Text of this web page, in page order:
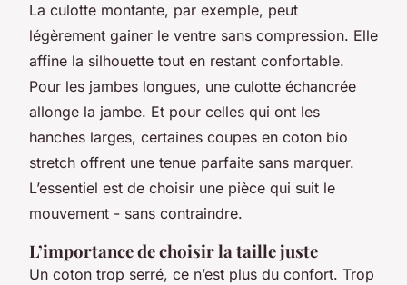
La culotte montante, par exemple, peut
légèrement gainer le ventre sans compression. Elle
affine la silhouette tout en restant confortable.
Pour les jambes longues, une culotte échancrée
allonge la jambe. Et pour celles qui ont les
hanches larges, certaines coupes en coton bio
stretch offrent une tenue parfaite sans marquer.
L’essentiel est de choisir une pièce qui suit le
mouvement - sans contraindre.
L’importance de choisir la taille juste
Un coton trop serré, ce n’est plus du confort. Trop